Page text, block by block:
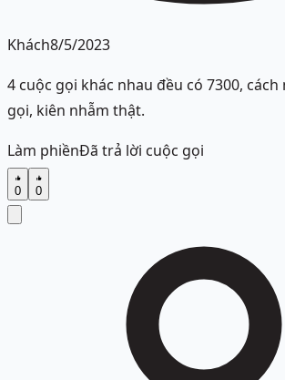
Khách8/5/2023
4 cuộc gọi khác nhau đều có 7300,
gọi, kiên nhẫm thật.
Làm phiềnĐã trả lời cuộc gọi
0 0